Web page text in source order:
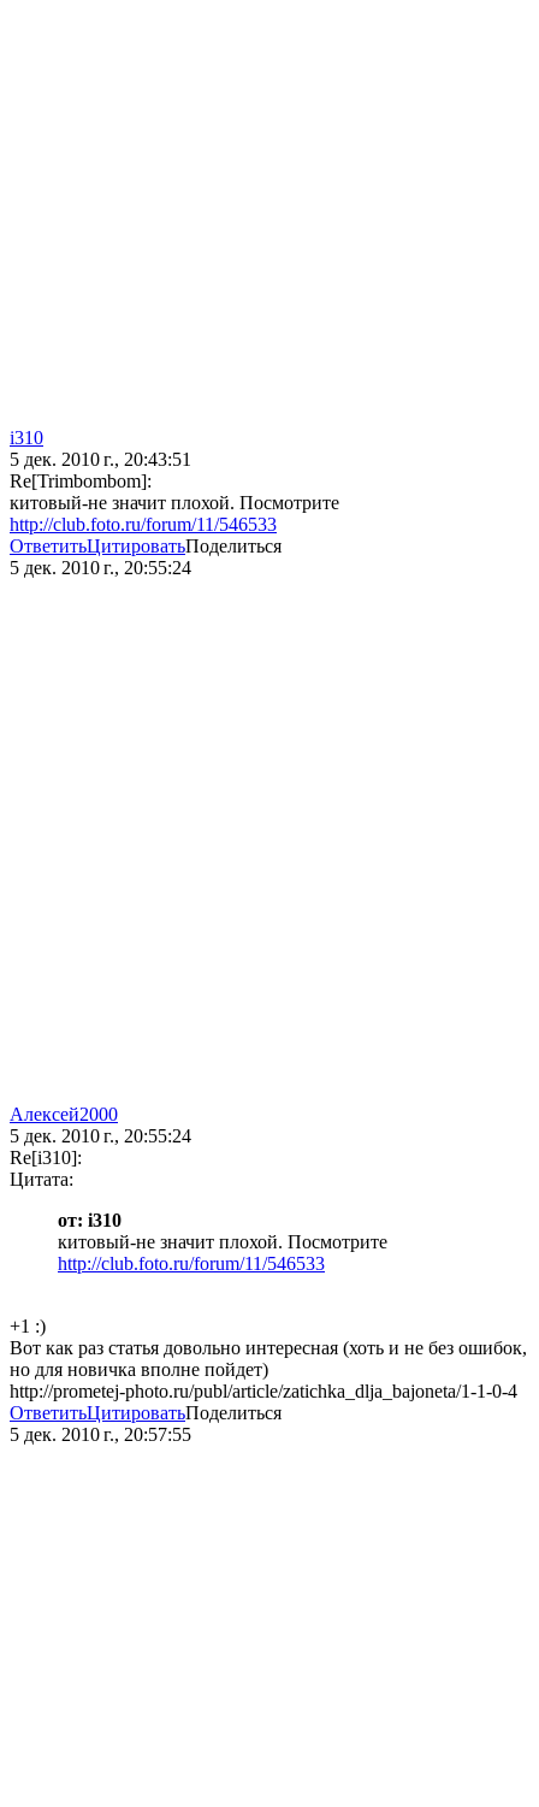
i310
5 дек. 2010 г., 20:43:51
Re[Trimbombom]:
китовый-не значит плохой. Посмотрите
http://club.foto.ru/forum/11/546533
ОтветитьЦитироватьПоделиться
5 дек. 2010 г., 20:55:24
Алексей2000
5 дек. 2010 г., 20:55:24
Re[i310]:
Цитата:
от: i310
китовый-не значит плохой. Посмотрите
http://club.foto.ru/forum/11/546533
+1 :)
Вот как раз статья довольно интересная (хоть и не без ошибок,
но для новичка вполне пойдет)
http://prometej-photo.ru/publ/article/zatichka_dlja_bajoneta/1-1-0-4
ОтветитьЦитироватьПоделиться
5 дек. 2010 г., 20:57:55